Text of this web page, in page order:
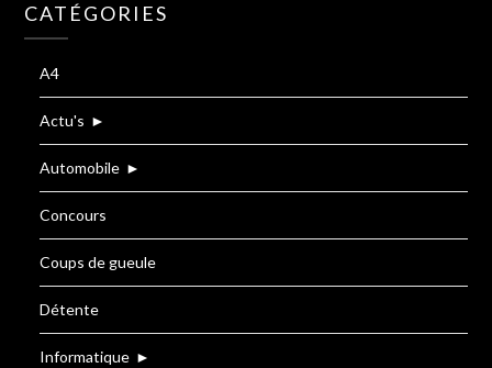
CATÉGORIES
A4
Actu's ►
Automobile ►
Concours
Coups de gueule
Détente
Informatique ►